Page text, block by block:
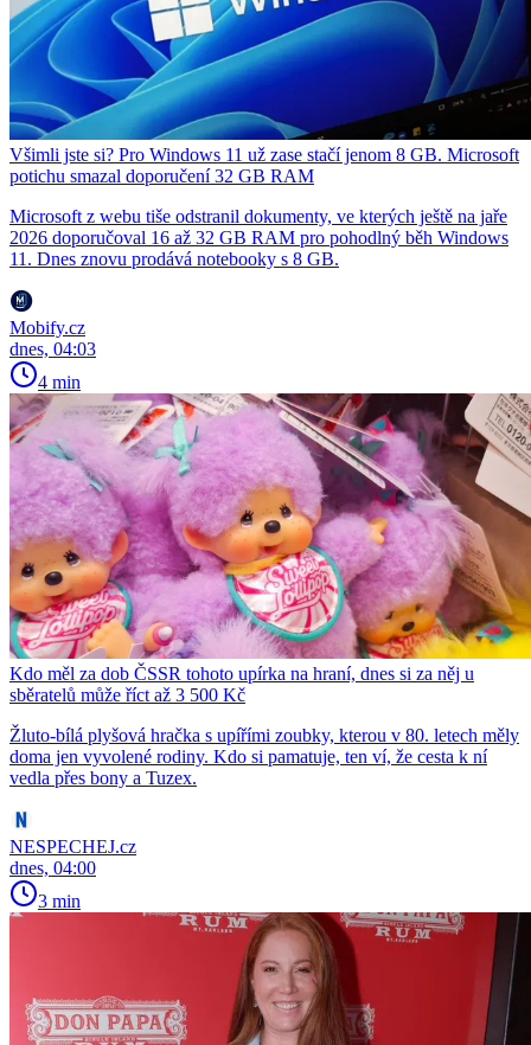
Všimli jste si? Pro Windows 11 už zase stačí jenom 8 GB. Microsoft
potichu smazal doporučení 32 GB RAM
Microsoft z webu tiše odstranil dokumenty, ve kterých ještě na jaře
2026 doporučoval 16 až 32 GB RAM pro pohodlný běh Windows
11. Dnes znovu prodává notebooky s 8 GB.
Mobify.cz
dnes, 04:03
4 min
Kdo měl za dob ČSSR tohoto upírka na hraní, dnes si za něj u
sběratelů může říct až 3 500 Kč
Žluto-bílá plyšová hračka s upířími zoubky, kterou v 80. letech měly
doma jen vyvolené rodiny. Kdo si pamatuje, ten ví, že cesta k ní
vedla přes bony a Tuzex.
NESPECHEJ.cz
dnes, 04:00
3 min